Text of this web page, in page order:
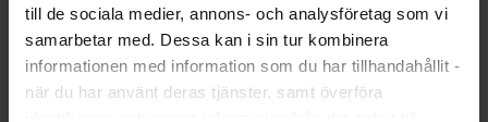
till de sociala medier, annons- och analysföretag som vi
samarbetar med. Dessa kan i sin tur kombinera
informationen med information som du har tillhandahållit -
när du har använt deras tjänster, samt överföra
Ett stort och varmt grattis på 140-årsdagen
Med stolthet och största glädje gratulerar jag oss
barnmorskor till att vår organisation, Svenska